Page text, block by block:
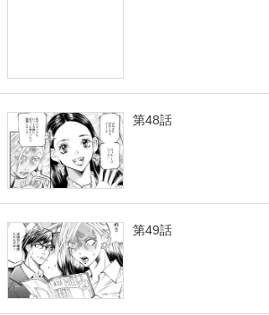
第48話
第49話